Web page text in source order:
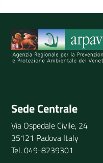
Spiegaci perchè, e
Sede Centrale
Via Ospedale Civile, 24
35121 Padova Italy
Tel. 049-8239301